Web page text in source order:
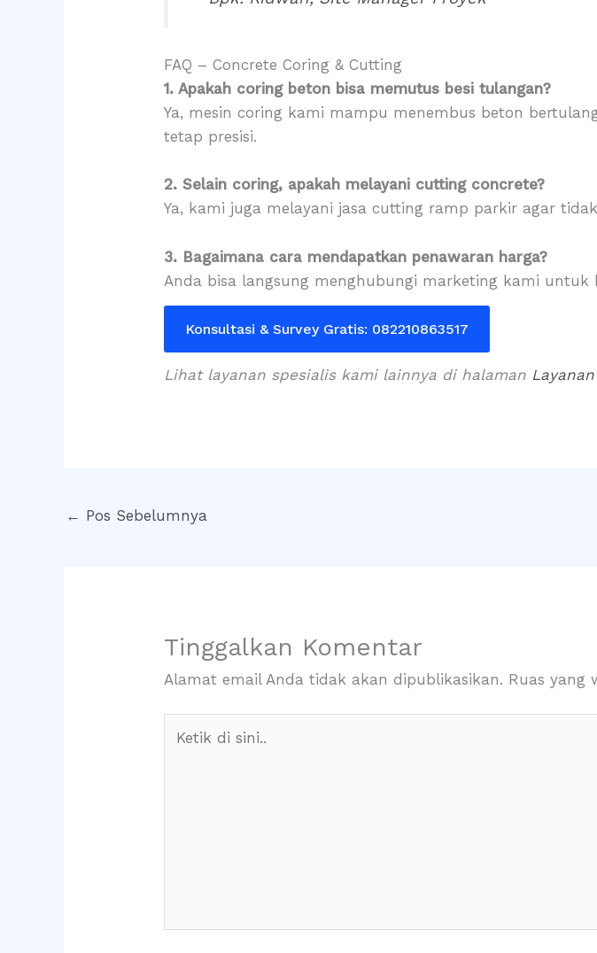
FAQ – Concrete Coring & Cutting
1. Apakah coring beton bisa memutus besi tulangan?
Ya, mesin coring kami mampu menembus beton
tetap presisi.
2. Selain coring, apakah melayani cutting concrete?
Ya, kami juga melayani jasa cutting ramp parkir agar
3. Bagaimana cara mendapatkan penawaran harga?
Anda bisa langsung menghubungi marketing kami untuk
Konsultasi & Survey Gratis: 082210863517
Lihat layanan spesialis kami lainnya di halaman
← Pos Sebelumnya
Tinggalkan Komentar
Alamat email Anda tidak akan dipublikasikan. Ruas yang